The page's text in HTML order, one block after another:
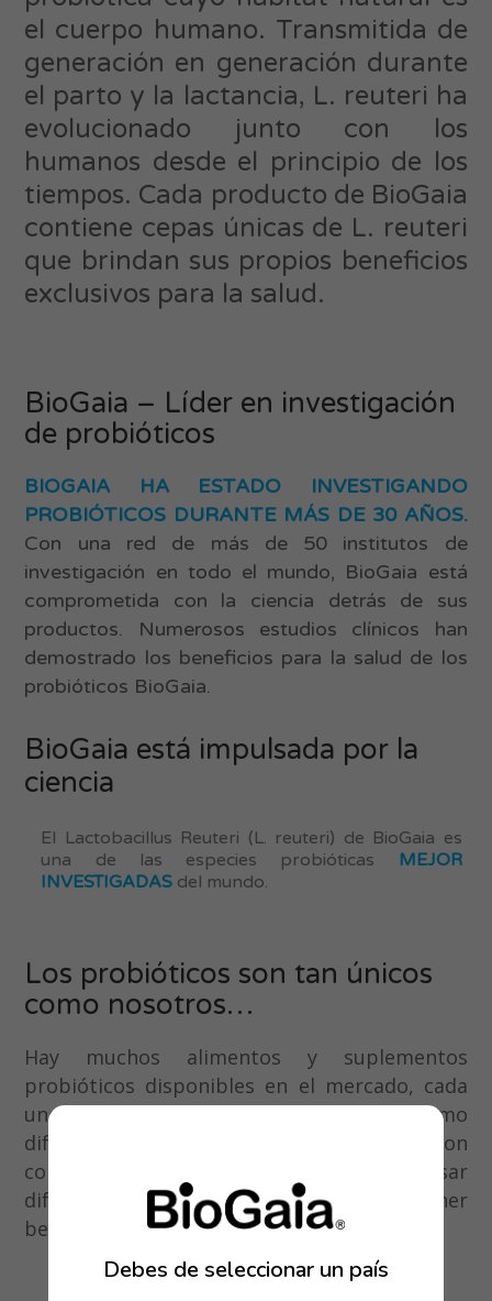
Debes de seleccionar un país
el cuerpo humano. Transmitida de
generación en generación durante
el parto y la lactancia, L. reuteri ha
evolucionado junto con los
humanos desde el principio de los
tiempos. Cada producto de BioGaia
contiene cepas únicas de L. reuteri
que brindan sus propios beneficios
exclusivos para la salud.
BioGaia – Líder en investigación
de probióticos
BIOGAIA HA ESTADO INVESTIGANDO
PROBIÓTICOS DURANTE MÁS DE 30 AÑOS.
Con una red de más de 50 institutos de
investigación en todo el mundo, BioGaia está
comprometida con la ciencia detrás de sus
productos. Numerosos estudios clínicos han
demostrado los beneficios para la salud de los
probióticos BioGaia.
BioGaia está impulsada por la
ciencia
El Lactobacillus Reuteri (L. reuteri) de BioGaia es
una de las especies probióticas MEJOR
INVESTIGADAS del mundo.
Los probióticos son tan únicos
como nosotros…
Hay muchos alimentos y suplementos
probióticos disponibles en el mercado, cada
uno con distintas CEPAS probióticas. Así como
diferentes medicamentos ayudan con
condiciones específicas, ¡se deben usar
diferentes probióticos para obtener
beneficios específicos para la salud!